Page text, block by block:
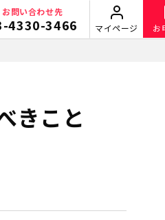
お問い合わせ先
4330-3466 マイページ
お
きこと